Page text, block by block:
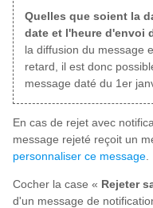
Quelles que soient la
date et l'heure d'envoi
la diffusion du message
retard, il est donc
message daté du 1er
En cas de rejet avec
message rejeté reçoit un
personnaliser ce message.
Cocher la case « Rejeter
d'un message de